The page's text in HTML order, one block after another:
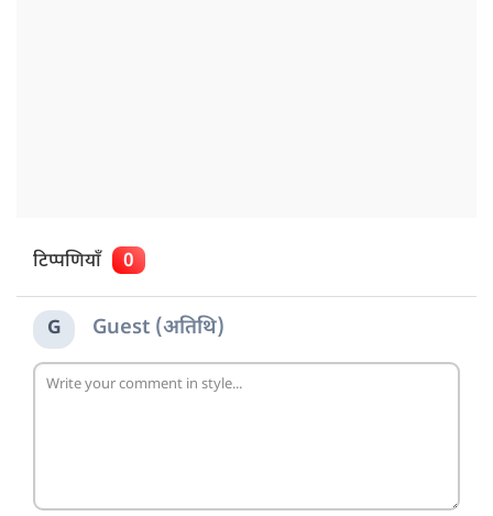
टिप्पणियाँ 0
G Guest (अतिथि)